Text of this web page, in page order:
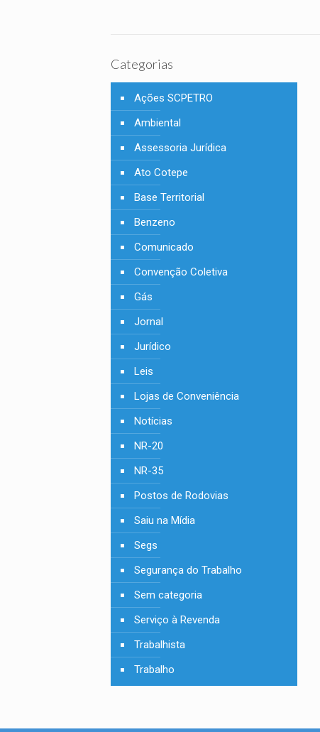
Categorias
Ações SCPETRO
Ambiental
Assessoria Jurídica
Ato Cotepe
Base Territorial
Benzeno
Comunicado
Convenção Coletiva
Gás
Jornal
Jurídico
Leis
Lojas de Conveniência
Notícias
NR-20
NR-35
Postos de Rodovias
Saiu na Mídia
Segs
Segurança do Trabalho
Sem categoria
Serviço à Revenda
Trabalhista
Trabalho